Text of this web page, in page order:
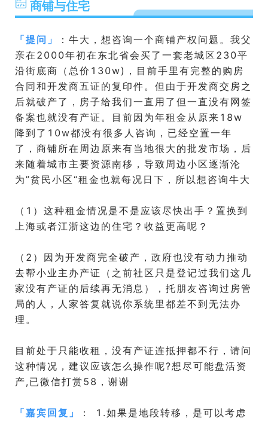
商铺与住宅
「提问 」
：牛大，想咨询一个商铺产权问题。我父
亲在2000年初在东北省会买了一套老城区230平
沿街底商（总价130w)，目前手里有完整的购房
合同和开发商五证的复印件。但由于开发商交房之
后就破产了，房子给我们一直用了但一直没有网签
备案也就没有产证。目前因为年租金从原来18w
降到了10w都没有很多人咨询，已经空置一年
了，商铺所在周边原来有当地很大的批发市场，后
来随着城市主要资源南移，导致周边小区逐渐沦
为”贫民小区“租金也就每况日下，所以想咨询牛大
（1）这种租金情况是不是应该尽快出手？置换到
上海或者江浙这边的住宅？收益更高呢？
（2）因为开发商完全破产，政府也没有动力推动
去帮小业主办产证（之前社区只是登记过我们这几
家没有产证的后续再无消息），托朋友咨询过房管
局的人，人家答复就说你系统里都差不到无法办
理。
目前处于只能收租，没有产证连抵押都不行，请问
这种情况，建议应该怎么操作呢?想尽可能盘活资
产,已微信打赏58，谢谢
「嘉宾回复 」
： 1.如果是地段转移，是可以考虑